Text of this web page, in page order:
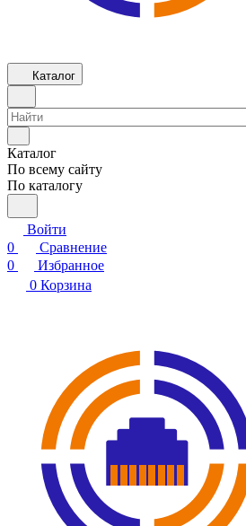
Каталог
Каталог
По всему сайту
По каталогу
Войти
0
Сравнение
0
Избранное
0 Корзина